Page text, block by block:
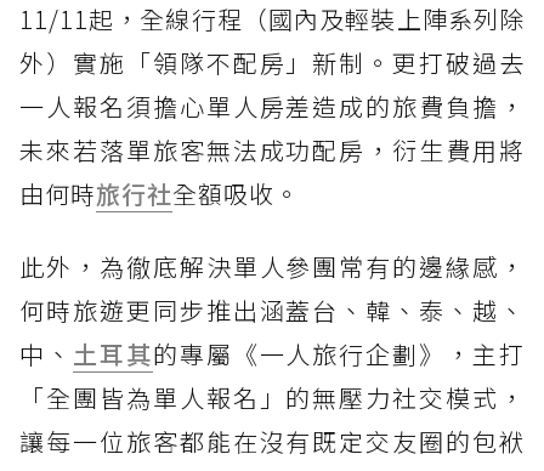
11/11起，全線行程（國內及輕裝上陣系列除
外）實施「領隊不配房」新制。更打破過去
一人報名須擔心單人房差造成的旅費負擔，
未來若落單旅客無法成功配房，衍生費用將
由何時旅行社全額吸收。
此外，為徹底解決單人參團常有的邊緣感，
何時旅遊更同步推出涵蓋台、韓、泰、越、
中、 土耳其的專屬《一人旅行企劃》，主打
「全團皆為單人報名」的無壓力社交模式，
讓每一位旅客都能在沒有既定交友圈的包袱